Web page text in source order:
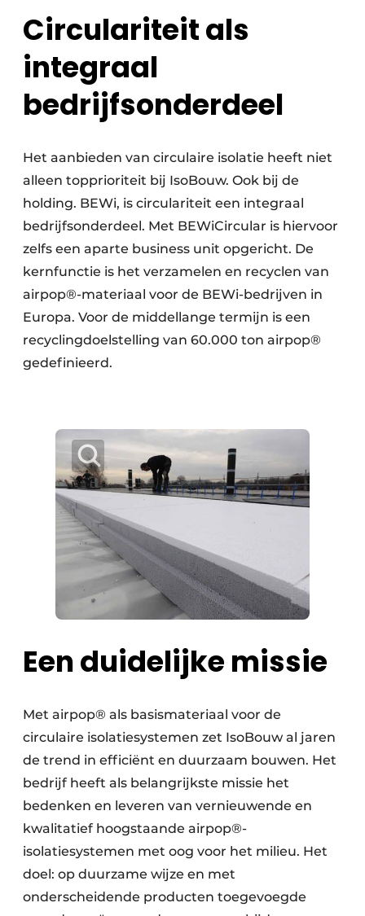
Circulariteit als
integraal
bedrijfsonderdeel
Het aanbieden van circulaire isolatie heeft niet
alleen topprioriteit bij IsoBouw. Ook bij de
holding. BEWi, is circulariteit een integraal
bedrijfsonderdeel. Met BEWiCircular is hiervoor
zelfs een aparte business unit opgericht. De
kernfunctie is het verzamelen en recyclen van
airpop®-materiaal voor de BEWi-bedrijven in
Europa. Voor de middellange termijn is een
recyclingdoelstelling van 60.000 ton airpop®
gedefinieerd.
Een duidelijke missie
Met airpop® als basismateriaal voor de
circulaire isolatiesystemen zet IsoBouw al jaren
de trend in efficiënt en duurzaam bouwen. Het
bedrijf heeft als belangrijkste missie het
bedenken en leveren van vernieuwende en
kwalitatief hoogstaande airpop®-
isolatiesystemen met oog voor het milieu. Het
doel: op duurzame wijze en met
onderscheidende producten toegevoegde